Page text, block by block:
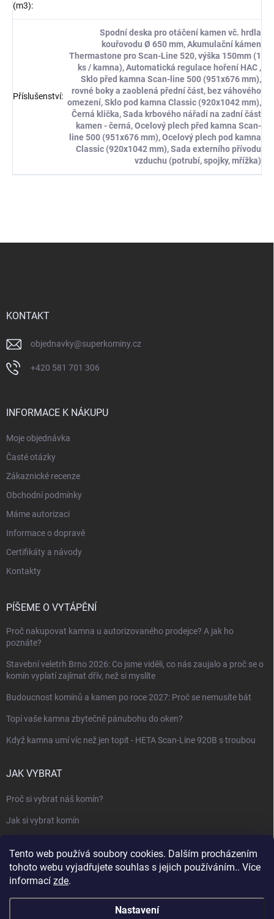
Tento web používá soubory cookies. Dalším procházením
tohoto webu vyjadřujete souhlas s jejich používáním.. Více
informací zde.
Nastavení
(m3):
Příslušenství:
Spodní deska pro otáčení kamen vč. hrdla
kouřovodu Ø 650 mm, Akumulační kámen
Thermastone pro Scan-Line 520, výška 150mm (1
ks / kamna), Automatická regulace hoření HAC ,
Sklo před kamna Scan-line 500 (951x676 mm),
rovné boky a zaoblená přední část, bez váhového
omezení, Sklo pod kamna Classic (920x1042 mm),
Černá klička, Sada krbového nářadí na zadní část
kamen - černá, Ocelový plech před kamna Scan-
line 500 (951x676 mm), Ocelový plech pod kamna
Classic (920x1042 mm), Sada externího přívodu
vzduchu (potrubí, spojky, mřížka)
KONTAKT
objednavky@superkominy.cz
+420 581 701 306
INFORMACE K NÁKUPU
Moje objednávka
Časté otázky
Zákaznické recenze
Obchodní podmínky
Máme autorizaci
Informace o dopravě
Certifikáty a návody
Kontakty
PÍŠEME O VYTÁPĚNÍ
Proč nakupovat kamna u autorizovaného prodejce? A jak ho
poznáte?
Stavební veletrh Brno 2026: Co jsme viděli, co nás zaujalo a proč se o
komín vyplatí zajímat dřív, než si myslíte
Budoucnost komínů a kamen po roce 2027: Proč se nemusíte bát
Topí vaše kamna zbytečně pánubohu do oken?
Když kamna umí víc než jen topit - HETA Scan-Line 920B s troubou
JAK VYBRAT
Proč si vybrat náš komín?
Jak si vybrat komín
Jak vybrat kamna nebo krbovou vložku
Jak postavit krbovou obestavbu
Slovník pojmů - komíny, krby, vytápění